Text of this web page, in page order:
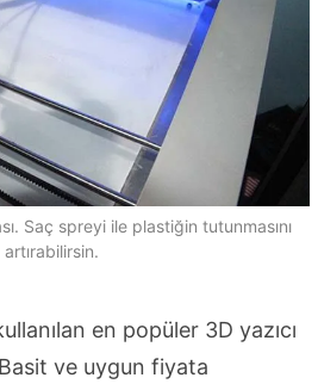
Saç spreyi ile plastiğin tutunmasını
artırabilirsin.
en popüler 3D yazıcı
ve uygun fiyata